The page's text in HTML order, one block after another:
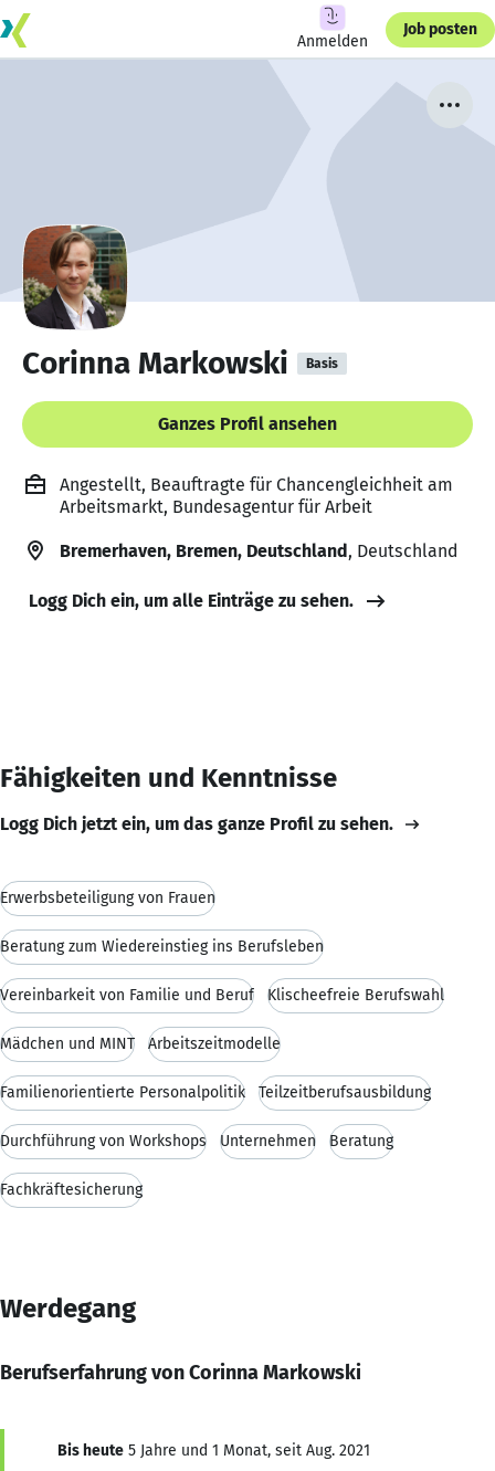
Anmelden
Job posten
Corinna Markowski Basis
Ganzes Profil ansehen
Angestellt, Beauftragte für Chancengleichheit am
Arbeitsmarkt, Bundesagentur für Arbeit
Bremerhaven, Bremen, Deutschland, Deutschland
Logg Dich ein, um alle Einträge zu sehen.
Fähigkeiten und Kenntnisse
Logg Dich jetzt ein, um das ganze Profil zu sehen.
Erwerbsbeteiligung von Frauen
Beratung zum Wiedereinstieg ins Berufsleben
Vereinbarkeit von Familie und Beruf Klischeefreie Berufswahl
Mädchen und MINT Arbeitszeitmodelle
Familienorientierte Personalpolitik Teilzeitberufsausbildung
Durchführung von Workshops Unternehmen Beratung
Fachkräftesicherung
Werdegang
Berufserfahrung von Corinna Markowski
Bis heute 5 Jahre und 1 Monat, seit Aug. 2021